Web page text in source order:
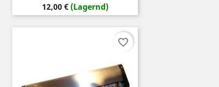
Preis
12,00 € (Lagernd)
favorite_border